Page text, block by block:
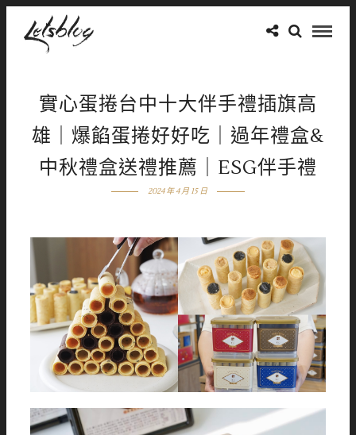
實心蛋捲台中十大伴手禮插旗高
雄｜爆餡蛋捲好好吃｜過年禮盒&
中秋禮盒送禮推薦｜ESG伴手禮
2024 年 4 月 15 日